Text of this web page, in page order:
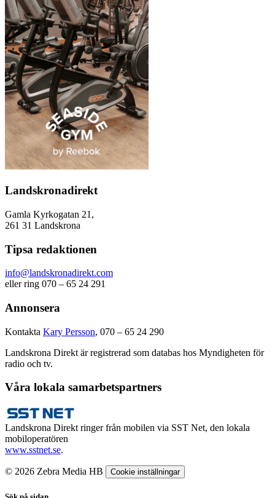
Landskronadirekt
Gamla Kyrkogatan 21,
261 31 Landskrona
Tipsa redaktionen
info@landskronadirekt.com
eller ring 070 – 65 24 291
Annonsera
Kontakta Kary Persson, 070 – 65 24 290
Landskrona Direkt är registrerad som databas hos Myndigheten för
radio och tv.
Våra lokala samarbetspartners
Landskrona Direkt ringer från mobilen via SST Net, den lokala
mobiloperatören
www.sstnet.se.
© 2026 Zebra Media HB Cookie inställningar